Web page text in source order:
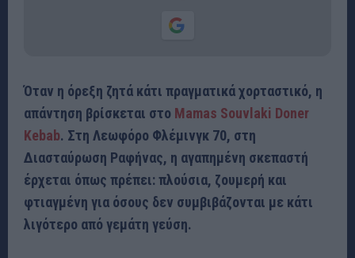
Όταν η όρεξη ζητά κάτι πραγματικά χορταστικό, η
απάντηση βρίσκεται στο Mamas Souvlaki Doner
Kebab. Στη Λεωφόρο Φλέμινγκ 70, στη
Διασταύρωση Ραφήνας, η αγαπημένη σκεπαστή
έρχεται όπως πρέπει: πλούσια, ζουμερή και
φτιαγμένη για όσους δεν συμβιβάζονται με κάτι
λιγότερο από γεμάτη γεύση.